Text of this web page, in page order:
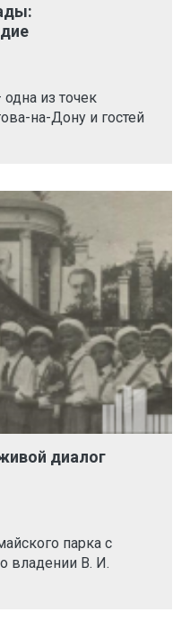
из точек
на-Дону и гостей
диалог
парка с
владении В. И.